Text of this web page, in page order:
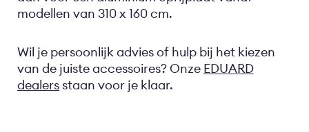
modellen van 310 x 160 cm.
Wil je persoonlijk advies of hulp bij het kiezen
van de juiste accessoires? Onze EDUARD
dealersstaan voor je klaar.